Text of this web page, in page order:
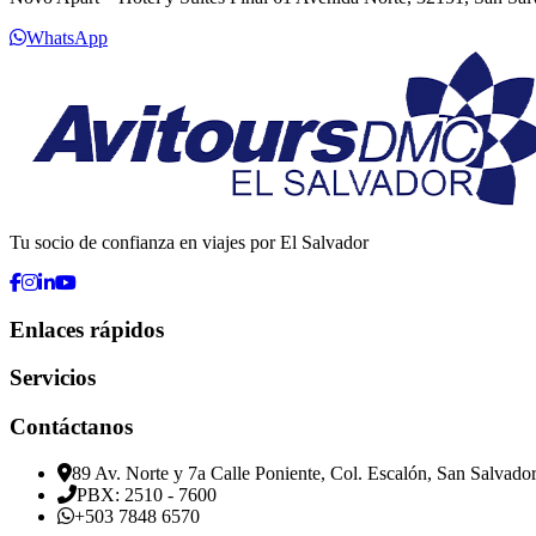
WhatsApp
Tu socio de confianza en viajes por El Salvador
Enlaces rápidos
Servicios
Contáctanos
89 Av. Norte y 7a Calle Poniente, Col. Escalón, San Salvador
PBX: 2510 - 7600
+503 7848 6570